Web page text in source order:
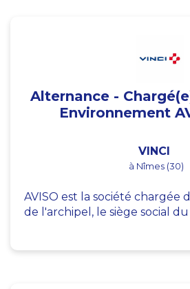
Alternance -
Environnement
VINCI
à Nîmes (30)
AVISO est la société chargée
de l'archipel, le siège social